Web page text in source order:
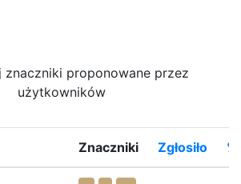
znaczniki proponowane przez
użytkowników
Znaczniki Zgłosiło